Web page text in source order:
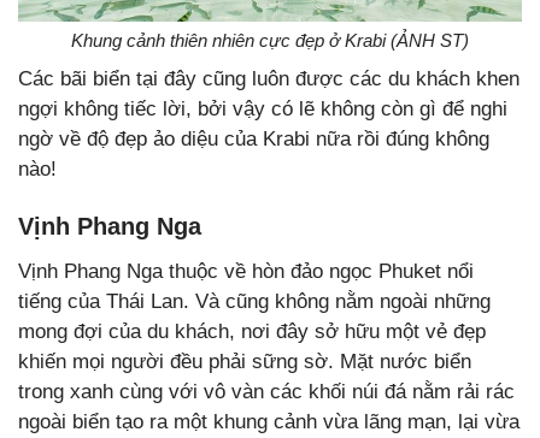
Khung cảnh thiên nhiên cực đẹp ở Krabi (ẢNH ST)
Các bãi biển tại đây cũng luôn được các du khách khen
ngợi không tiếc lời, bởi vậy có lẽ không còn gì để nghi
ngờ về độ đẹp ảo diệu của Krabi nữa rồi đúng không
nào!
Vịnh Phang Nga
Vịnh Phang Nga thuộc về hòn đảo ngọc Phuket nổi
tiếng của Thái Lan. Và cũng không nằm ngoài những
mong đợi của du khách, nơi đây sở hữu một vẻ đẹp
khiến mọi người đều phải sững sờ. Mặt nước biển
trong xanh cùng với vô vàn các khối núi đá nằm rải rác
ngoài biển tạo ra một khung cảnh vừa lãng mạn, lại vừa